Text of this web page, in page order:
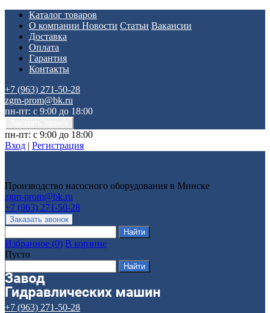
Каталог товаров
О компании Новости Статьи Вакансии
Доставка
Оплата
Гарантия
Контакты
+7 (963) 271-50-28
zgm-prom@bk.ru
пн-пт: с 9:00 до 18:00
пн-пт: с 9:00 до 18:00
Вход | Регистрация
Производство насосного оборудования в Минске
zgm-prom@bk.ru
+7 (963) 271-50-28
Избранное (0) В корзине
Пусто
+7 (963) 271-50-28